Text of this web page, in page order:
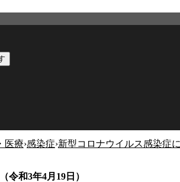
医療›感染症›新型コロナウイルス感染症
令和3年4月19日）